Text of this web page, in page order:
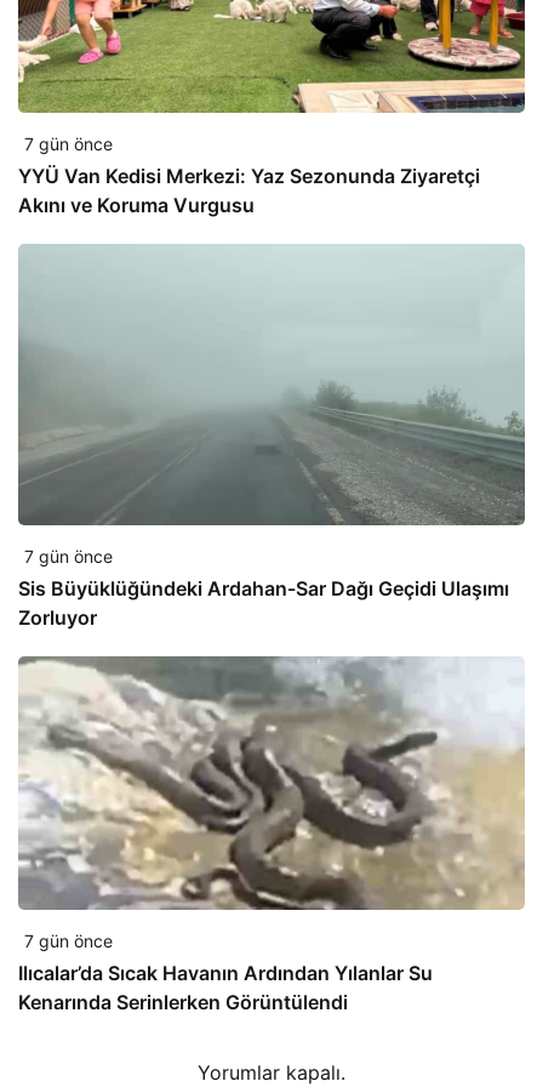
7 gün önce
YYÜ Van Kedisi Merkezi: Yaz Sezonunda Ziyaretçi
Akını ve Koruma Vurgusu
7 gün önce
Sis Büyüklüğündeki Ardahan-Sar Dağı Geçidi Ulaşımı
Zorluyor
7 gün önce
Ilıcalar’da Sıcak Havanın Ardından Yılanlar Su
Kenarında Serinlerken Görüntülendi
Yorumlar kapalı.